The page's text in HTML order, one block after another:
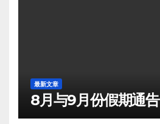
最新文章
8月与9月份假期通告